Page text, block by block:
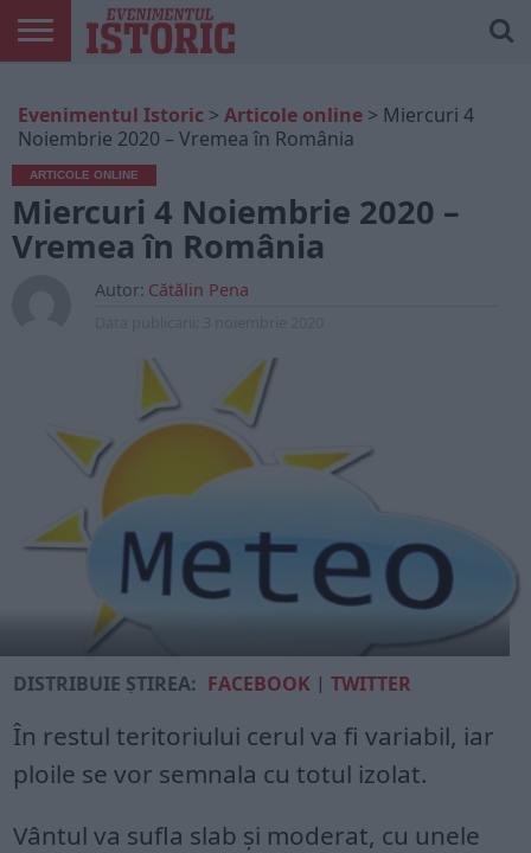
ONLINE
EDIȚII
TIPĂRITE
ISTORIC
PLAY
CONTUL
MEU
Evenimentul Istoric > Articole online > Miercuri 4
Noiembrie 2020 – Vremea în România
ARTICOLE ONLINE
Miercuri 4 Noiembrie 2020 –
Vremea în România
Autor: Cătălin Pena
DISTRIBUIE ȘTIREA: FACEBOOK |TWITTER
În restul teritoriului cerul va fi variabil, iar
ploile se vor semnala cu totul izolat.
Vântul va sufla slab și moderat, cu unele